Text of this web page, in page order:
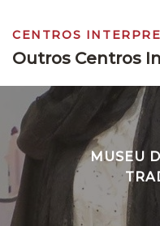
CENTROS
Outros Centros
MUSEU